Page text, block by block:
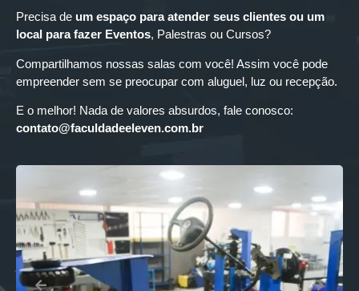
Precisa de um espaço para atender seus clientes ou um
local para fazer Eventos, Palestras ou Cursos?
Compartilhamos nossas salas com você! Assim você pode
empreender sem se preocupar com aluguel, luz ou recepção.
E o melhor! Nada de valores absurdos, fale conosco:
contato@faculdadeeleven.com.br